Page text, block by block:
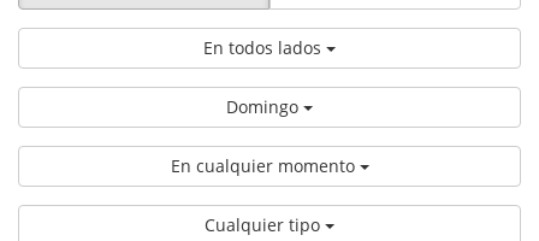
En todos lados
Domingo
En cualquier momento
Cualquier tipo